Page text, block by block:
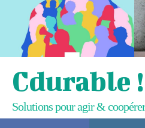
Cdurable !
Solutions pour agir &